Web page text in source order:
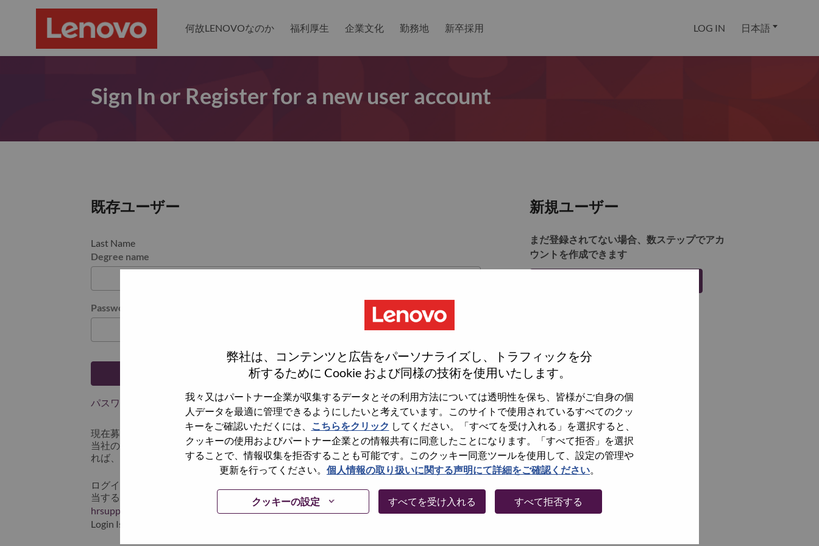
弊社は、コンテンツと広告をパーソナライズし、トラフィックを分
析するために Cookie および同様の技術を使用いたします。
我々又はパートナー企業が収集するデータとその利用方法については透明性を保ち、皆様がご自身の個
人データを最適に管理できるようにしたいと考えています。このサイトで使用されているすべてのクッ
キーをご確認いただくには、
こちらをクリック してください。「すべてを受け入れる」を選択すると、
クッキーの使用およびパートナー企業との情報共有に同意したことになります。「すべて拒否」を選択
することで、情報収集を拒否することも可能です。このクッキー同意ツールを使用して、設定の管理や
更新を行ってください。 個人情報の取り扱いに関する声明にて詳細をご確認ください。
クッキーの設定 すべてを受け入れる すべて拒否する
何故LENOVOなのか 福利厚生 企業文化 勤務地 新卒採用 LOG IN 日本語
Sign In or Register for a new user account
既存ユーザー
Last Name
Degree name
Password
パスワードを忘れましたか？
現在募集中の職種に最近応募しましたでしょうか。その場合、あなたのメールアドレスは
当社のシステムに保存されています。 よって「Forget Password?」をクリックして頂け
れば、リセットしてログインできます。
ログインや新規ユーザーとしての登録時に問題が発生した場合は、エラーの詳細内容と該
当するスクリーンショットのデータを添えて、当社HRサポート 担当
hrsupport@lenovo.com
までお問い合わせ頂けますか。またメールの件名に「Applicant
Login Issue」と入れてください。内容を確認後、サポート担当よりご連絡いたします。
新規ユーザー
まだ登録されてない場合、数ステップでアカ
ウントを作成できます